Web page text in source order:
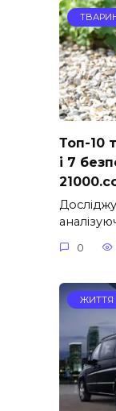
Топ-10
і 7
0
ЖИТТЯ